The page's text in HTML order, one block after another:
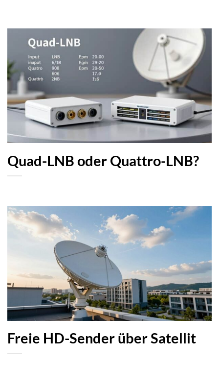
Quad-LNB oder Quattro-LNB?
Freie HD-Sender über Satellit